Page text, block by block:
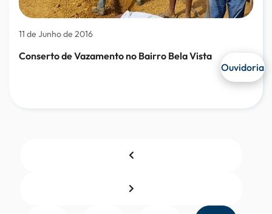
11 de Junho de 2016
Conserto de Vazamento no Bairro Bela Vista
Ouvidoria